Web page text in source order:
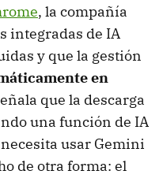
, la compañía
integradas de IA
y que la gestión
en
que la descarga
una función de IA
usar Gemini
de otra forma: el